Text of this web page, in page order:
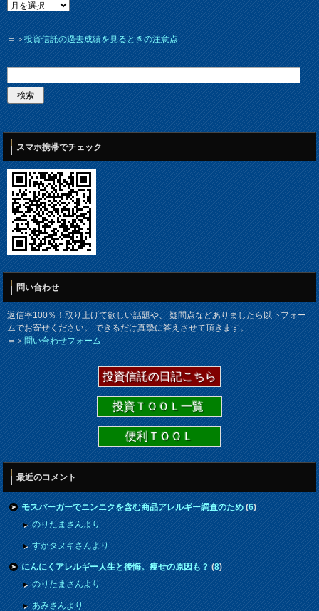
＝＞投資信託の過去成績を見るときの注意点
スマホ携帯でチェック
問い合わせ
返信率100％！取り上げて欲しい話題や、 疑問点などありましたら以下フォー
ムでお寄せください。 できるだけ真摯に答えさせて頂きます。
＝＞問い合わせフォーム
投資信託の日記こちら
投資ＴＯＯＬ一覧
便利ＴＯＯＬ
最近のコメント
モスバーガーでニンニクを含む商品アレルギー調査のため(6)
のりたまさんより
すかタヌキさんより
にんにくアレルギー人生と後悔。痩せの原因も？(8)
のりたまさんより
あみさんより